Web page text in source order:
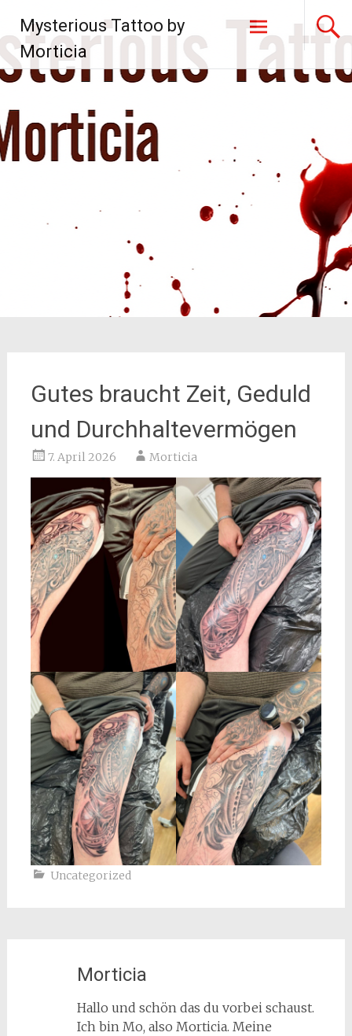
Inhalt
springen
Mysterious Tattoo by
Morticia
Gutes braucht Zeit, Geduld
und Durchhaltevermögen
7. April 2026 Morticia
Uncategorized
Morticia
Hallo und schön das du vorbei schaust.
Ich bin Mo, also Morticia. Meine